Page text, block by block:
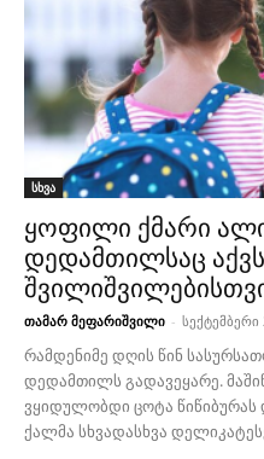
სხვა
ყოფილი ქმარი
დედამთილსაც
თამარ მეფარიშვილი - სექტემბერი
რამდენიმე დღის წინ
დედამთილს გადავეყარე.
ვყიდულობდი ცოტა წიწიბურას
ქალმა სხვადასხვა